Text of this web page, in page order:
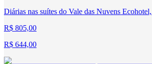
Diárias nas suítes do Vale das Nuvens
R$ 805,00
R$ 644,00